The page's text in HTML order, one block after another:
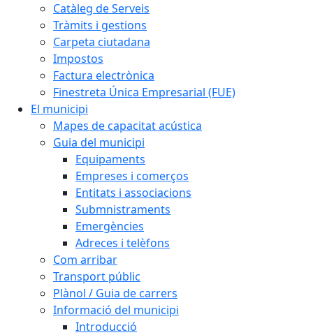
Catàleg de Serveis
Tràmits i gestions
Carpeta ciutadana
Impostos
Factura electrònica
Finestreta Única Empresarial (FUE)
El municipi
Mapes de capacitat acústica
Guia del municipi
Equipaments
Empreses i comerços
Entitats i associacions
Submnistraments
Emergències
Adreces i telèfons
Com arribar
Transport públic
Plànol / Guia de carrers
Informació del municipi
Introducció